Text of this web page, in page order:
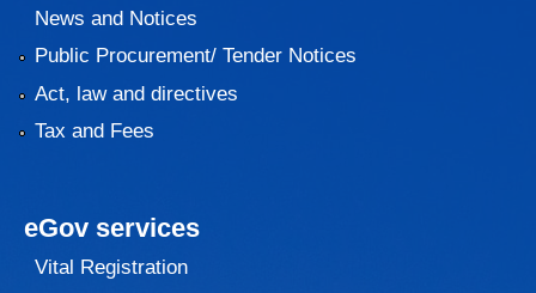
News and Notices
Public Procurement/ Tender Notices
Act, law and directives
Tax and Fees
eGov services
Vital Registration